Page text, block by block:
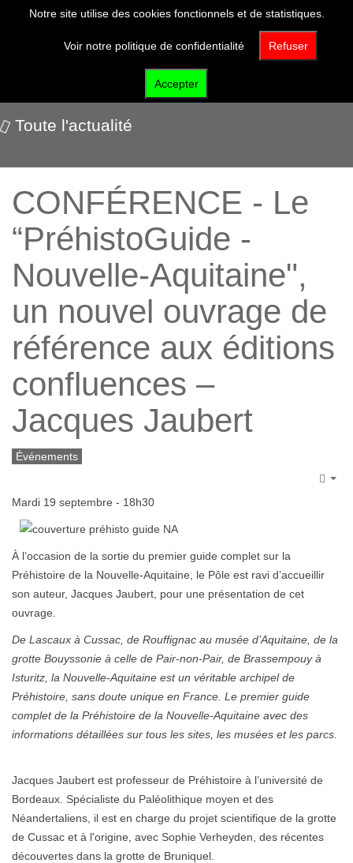
Nos événements
Toute l'actualité
CONFÉRENCE - Le
“PréhistoGuide -
Nouvelle-Aquitaine",
un nouvel ouvrage de
référence aux éditions
confluences –
Jacques Jaubert
Événements
Mardi 19 septembre - 18h30
À l’occasion de la sortie du premier guide complet sur la
Préhistoire de la Nouvelle-Aquitaine, le Pôle est ravi d’accueillir
son auteur, Jacques Jaubert, pour une présentation de cet
ouvrage.
De Lascaux à Cussac, de Rouffignac au musée d’Aquitaine, de la
grotte Bouyssonie à celle de Pair-non-Pair, de Brassempouy à
Isturitz, la Nouvelle-Aquitaine est un véritable archipel de
Préhistoire, sans doute unique en France. Le premier guide
complet de la Préhistoire de la Nouvelle-Aquitaine avec des
informations détaillées sur tous les sites, les musées et les parcs.
Jacques Jaubert est professeur de Préhistoire à l’université de
Bordeaux. Spécialiste du Paléolithique moyen et des
Néandertaliens, il est en charge du projet scientifique de la grotte
de Cussac et à l'origine, avec Sophie Verheyden, des récentes
découvertes dans la grotte de Bruniquel.
Notre site utilise des cookies fonctionnels et de statistiques.
Voir notre politique de confidentialité Refuser
Accepter